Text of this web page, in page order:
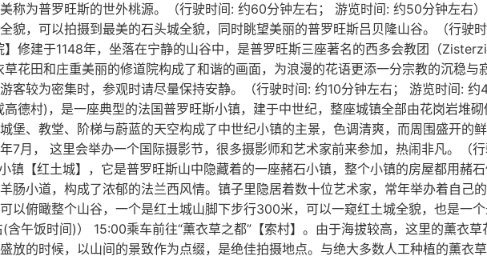
称为普罗旺斯的世外桃源。（行驶时间: 约60分钟左右； 游览时间: 约50分钟左右
貌，可以拍摄到最美的石头城全貌，同时眺望美丽的普罗旺斯吕贝隆山谷。（行驶
】修建于1148年，坐落在宁静的山谷中，是普罗旺斯三座著名的西多会教团（
草花田和庄重美丽的修道院构成了和谐的画面，为浪漫的花语更添一分宗教的沉稳
客较为密集时，参观时请尽量保持安静。（行驶时间: 约10分钟左右； 游览时间:
德村)，是一座典型的法国普罗旺斯小镇，建于中世纪，整座城镇全部由花岗岩堆
堡、教堂、阶梯与蔚蓝的天空构成了中世纪小镇的主景，色调清爽，而周围盛开的
7月， 这里会举办一个国际摄影节，很多摄影师和艺术家前来参加，热闹非凡。（
镇【红土城】，它是普罗旺斯山中隐藏着的一座赭石小镇，整个小镇的房屋都用赭
肠小道，构成了浓郁的法兰西风情。镇子里隐居着数十位艺术家，常年举办着自己
以俯瞰整个山谷，一个是红土城山脚下步行300米，可以一窥红土城全貌，也是一个
含午饭时间)） 15:00乘车前往“薰衣草之都”【索村】。由于海拔较高，这里的薰衣
放的时候，以山间的景致作为点缀，是绝佳拍摄地点。与绝大多数人工种植的薰衣